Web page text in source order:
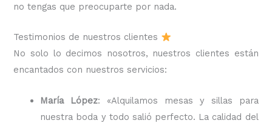
no tengas que preocuparte por nada.
Testimonios de nuestros clientes
No solo lo decimos nosotros, nuestros clientes están
encantados con nuestros servicios:
María López: «Alquilamos mesas y sillas para
nuestra boda y todo salió perfecto. La calidad del